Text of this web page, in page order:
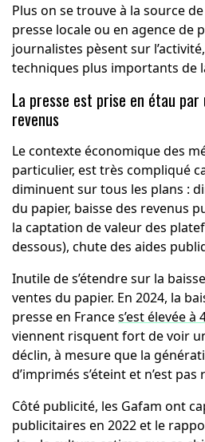
Plus on se trouve à la source
presse locale ou en agence de
journalistes pèsent sur
techniques plus importants de
La presse est prise en étau par
revenus
Le contexte économique des
particulier, est très compliqué
diminuent sur tous les plans :
du papier, baisse des revenus
la captation de valeur des
dessous), chute des aides
Inutile de s’étendre sur la
ventes du papier. En 2024, la
presse en Frances’est élevée à
viennent risquent fort de voir
déclin, à mesure que la
d’imprimés s’éteint et n’est pas
Côté publicité, les Gafam ont
publicitaires en 2022 et le